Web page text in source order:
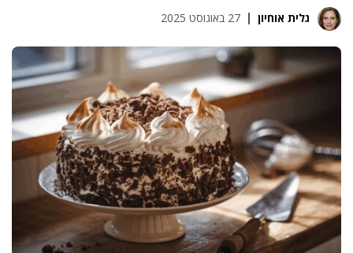
גלית אוחיון 27 באוגוסט 2025